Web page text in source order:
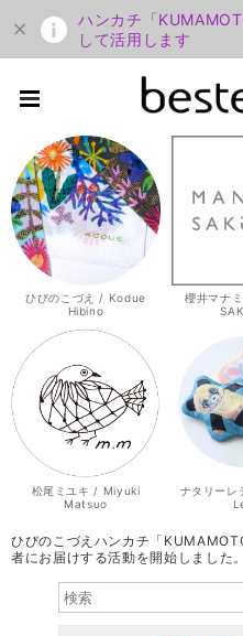
ハンカチ「
して活用します
ひびのこづえ / Kodue
Hibino
櫻井マナ
松尾ミユキ / Miyuki
Matsuo
ナタリー
ひびのこづえハンカチ「
者にお届けする活動を開始しました。